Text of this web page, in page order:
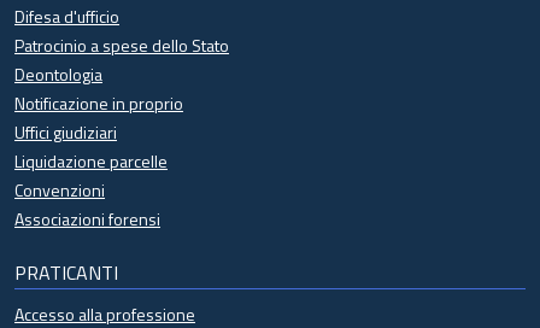
Difesa d'ufficio
Patrocinio a spese dello Stato
Deontologia
Notificazione in proprio
Uffici giudiziari
Liquidazione parcelle
Convenzioni
Associazioni forensi
PRATICANTI
Accesso alla professione